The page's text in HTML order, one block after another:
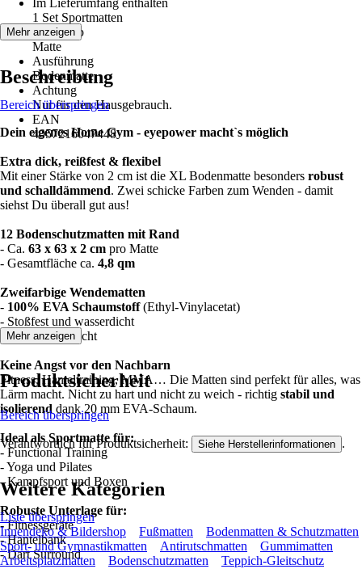
Im Lieferumfang enthalten
1 Set Sportmatten
Artikeltyp
Matte
Ausführung
Bodenmatte
Achtung
Nur für den Hausgebrauch.
EAN
4057216047448
Mehr anzeigen
Beschreibung
Bereich überspringen
Dein eigenes Home Gym - eyepower macht`s möglich
Extra dick, reißfest & flexibel
Mit einer Stärke von 2 cm ist die XL Bodenmatte besonders robust
und schalldämmend. Zwei schicke Farben zum Wenden - damit
siehst Du überall gut aus!
12 Bodenschutzmatten mit Rand
- Ca. 63 x 63 x 2 cm pro Matte
- Gesamtfläche ca. 4,8 qm
Zweifarbige Wendematten
- 100% EVA Schaumstoff(Ethyl-Vinylacetat)
- Stoßfest und wasserdicht
- Extra pflegeleicht
Keine Angst vor den Nachbarn
Fitness, Hanteltraining, MMA… Die Matten sind perfekt für alles, was
Lärm macht. Nicht zu hart und nicht zu weich - richtig stabil und
isolierend dank 20 mm EVA-Schaum.
Ideal als Sportmatte für:
- Functional Training
- Yoga und Pilates
- Kampfsport und Boxen
Robuste Unterlage für:
- Fitnessgeräte
- Hantelbank
- Dart Surround
Mehr anzeigen
Produktsicherheit
Bereich überspringen
Verantwortlich für Produktsicherheit: Siehe Herstellerinformationen .
Weitere Kategorien
Liste überspringen
Innendeko & Bildershop
Fußmatten
Bodenmatten & Schutzmatten
Sport- und Gymnastikmatten
Antirutschmatten
Gummimatten
Arbeitsplatzmatten
Bodenschutzmatten Teppich-Gleitschutz